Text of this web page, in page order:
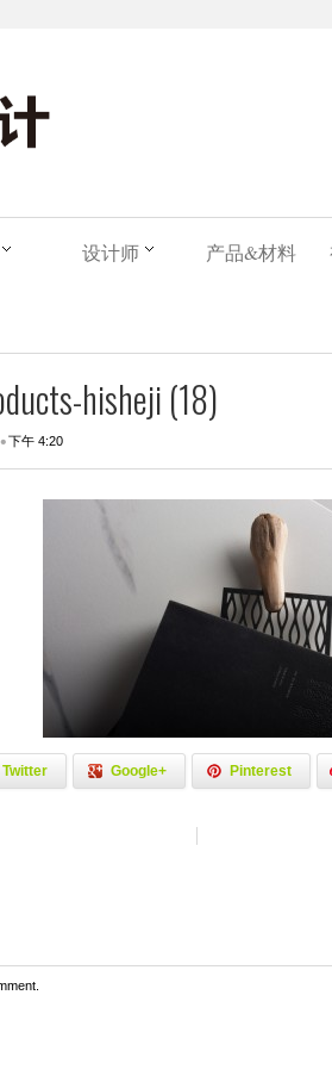
设计师 产品&材料
hisheji (18)
•下午 4:20
Twitter Google+ Pinterest